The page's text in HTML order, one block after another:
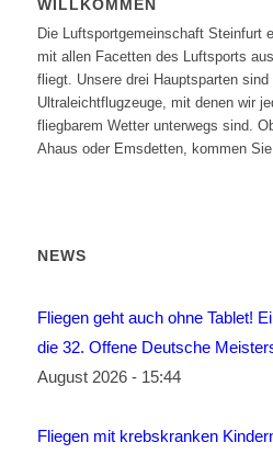
WILLKOMMEN
Die Luftsportgemeinschaft Steinfurt
mit allen Facetten des Luftsports
fliegt. Unsere drei Hauptsparten
Ultraleichtflugzeuge, mit denen wir
fliegbarem Wetter unterwegs sind.
Ahaus oder Emsdetten, kommen
NEWS
Fliegen geht auch ohne Tablet!
die 32. Offene Deutsche
August 2026 - 15:44
Fliegen mit krebskranken